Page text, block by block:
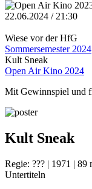
22.06.2024 / 21:30
Wiese vor der HfG
Sommersemester 2024
Kult Sneak
Open Air Kino 2024
Mit Gewinnspiel und
Kult Sneak
Regie: ??? | 1971 | 89
Untertiteln